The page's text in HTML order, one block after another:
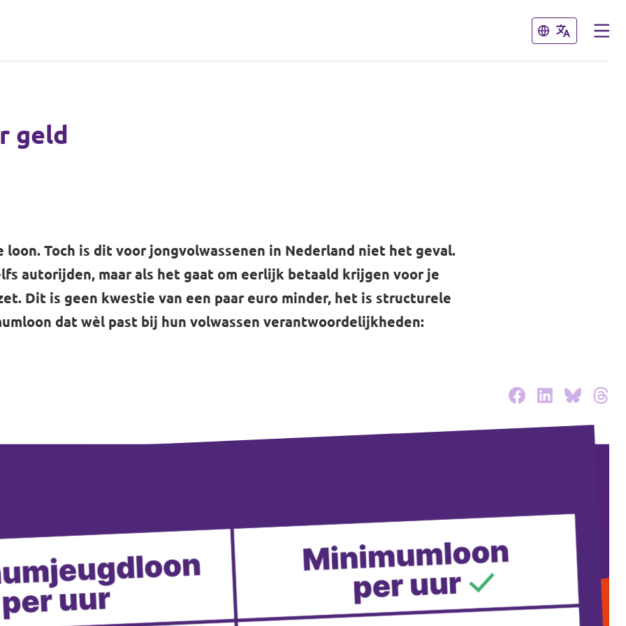
Sluiten
Sluiten
geld
Toch is dit voor jongvolwassenen in Nederland niet het geval.
autorijden, maar als het gaat om eerlijk betaald krijgen voor je
Dit is geen kwestie van een paar euro minder, het is structurele
dat wèl past bij hun volwassen verantwoordelijkheden: